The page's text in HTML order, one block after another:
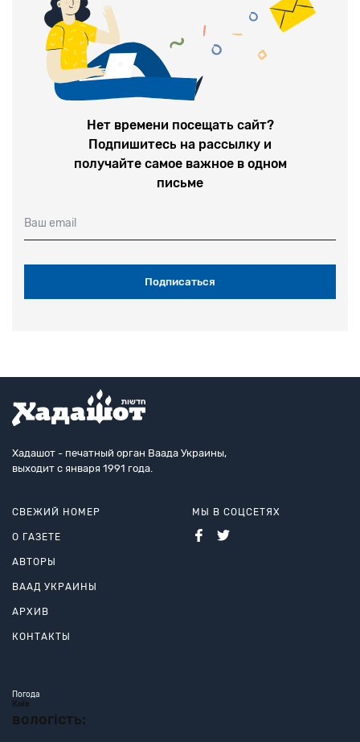
Нет времени посещать сайт?
Подпишитесь на рассылку и
получайте самое важное в одном
письме
Ваш email
Хадашот - печатный орган Ваада Украины,
выходит с января 1991 года.
СВЕЖИЙ НОМЕР
О ГАЗЕТЕ
АВТОРЫ
ВААД УКРАИНЫ
АРХИВ
КОНТАКТЫ
МЫ В СОЦСЕТЯХ
Погода
Київ
вологість: